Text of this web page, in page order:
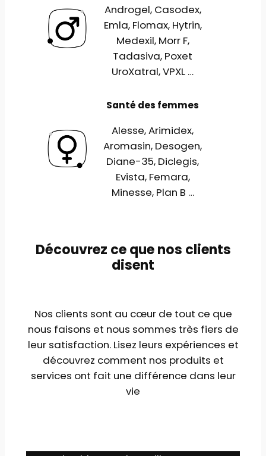
Androgel, Casodex,
Emla, Flomax, Hytrin,
Medexil, Morr F,
Tadasiva, Poxet
UroXatral, VPXL …
Santé des femmes
Alesse, Arimidex,
Aromasin, Desogen,
Diane-35, Diclegis,
Evista, Femara,
Minesse, Plan B …
Découvrez ce que nos clients
disent
Nos clients sont au cœur de tout ce que
nous faisons et nous sommes très fiers de
leur satisfaction. Lisez leurs expériences et
découvrez comment nos produits et
services ont fait une différence dans leur
vie